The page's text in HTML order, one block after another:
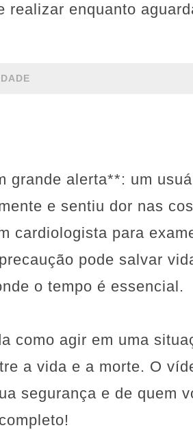
realizar enquanto
grande alerta**: um
e sentiu dor nas
cardiologista para
pode salvar
o tempo é essencial.
como agir em uma
a vida e a morte. O
segurança e de quem